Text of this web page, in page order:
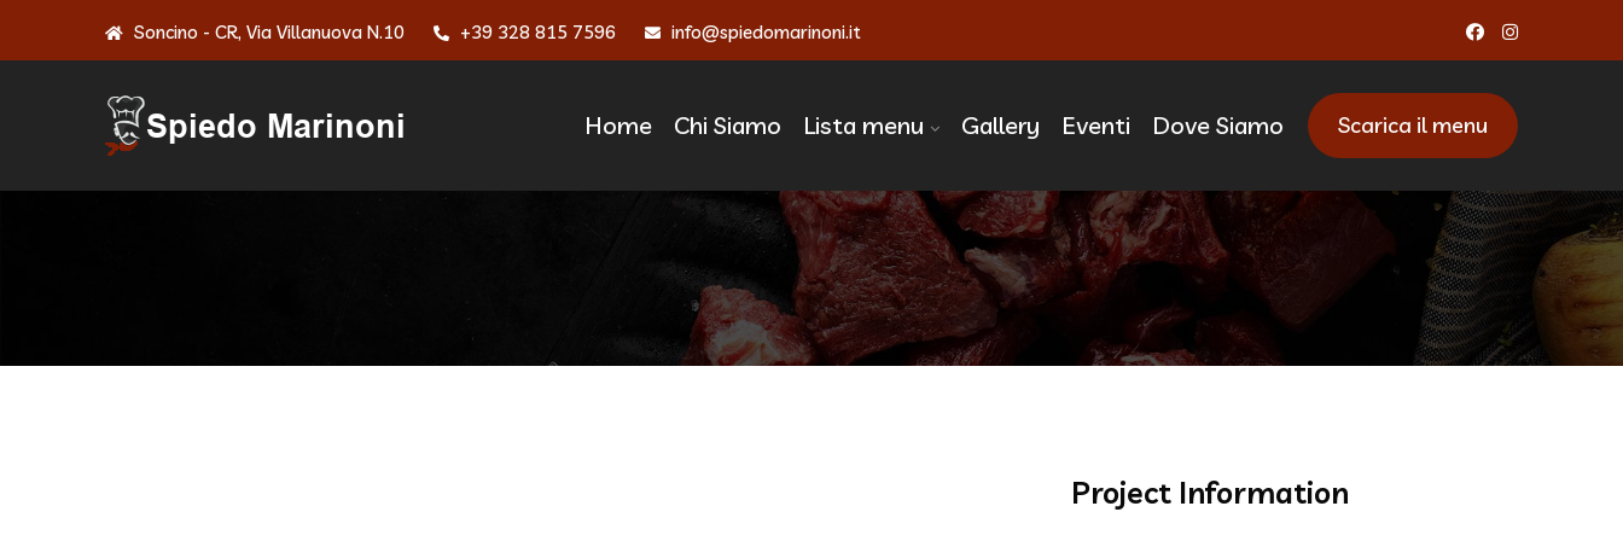
Soncino - CR, Via Villanuova N.10 +39 328 815 7596 info@spiedomarinoni.it
Home Chi Siamo Lista menu Gallery Eventi Dove Siamo Scarica il menu
Demo Media Title 9 ‣ Spiedo Marinoni
Project Information